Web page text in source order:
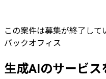
この案件は募集が終了して
バックオフィス
生成AIのサービス